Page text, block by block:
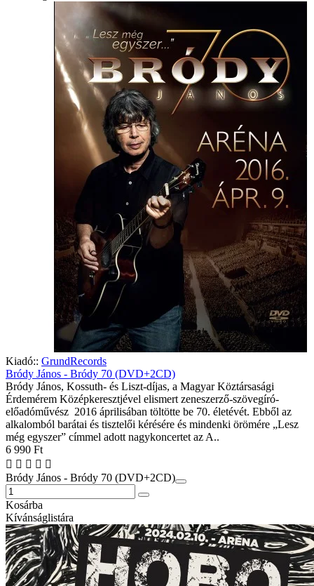
Kiadó:: GrundRecords
Bródy János - Bródy 70 (DVD+2CD)
Bródy János, Kossuth- és Liszt-díjas, a Magyar Köztársasági
Érdemérem Középkeresztjével elismert zeneszerző-szövegíró-
előadóművész 2016 áprilisában töltötte be 70. életévét. Ebből az
alkalomból barátai és tisztelői kérésére és mindenki örömére „Lesz
még egyszer” címmel adott nagykoncertet az A..
6 990 Ft
Bródy János - Bródy 70 (DVD+2CD)
Kosárba
Kívánságlistára